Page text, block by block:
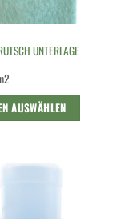
UNTERLAGE
AUSWÄHLEN